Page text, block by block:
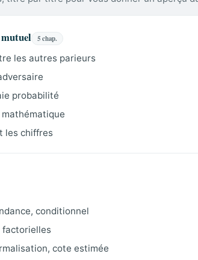
5 chap.
les autres parieurs
probabilité
les chiffres
conditionnel
factorielles
cote estimée